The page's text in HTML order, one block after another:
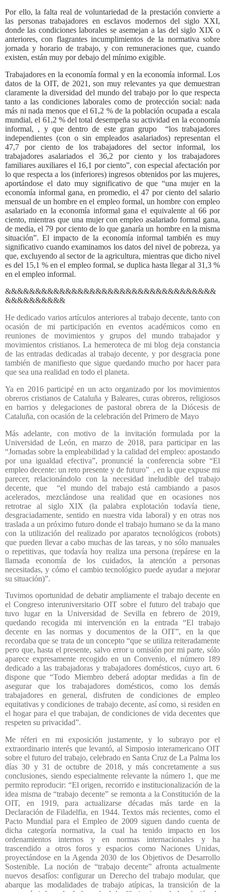
Por ello, la falta real de voluntariedad de la prestación convierte a
las personas trabajadores en esclavos modernos del siglo XXI,
donde las condiciones laborales se asemejan a las del siglo XIX o
anteriores, con flagrantes incumplimientos de la normativa sobre
jornada y horario de trabajo, y con remuneraciones que, cuando
existen, están muy por debajo del mínimo exigible.
Trabajadores en la economía formal y en la economía informal. Los
datos de la OIT, de 2021, son muy relevantes ya que demuestran
claramente la diversidad del mundo del trabajo por lo que respecta
tanto a las condiciones laborales como de protección social: nada
más ni nada menos que el 61,2 % de la población ocupada a escala
mundial, el 61,2 % del total desempeña su actividad en la economía
informal, , y que dentro de este gran grupo
“los trabajadores
independientes (con o sin empleados asalariados) representan el
47,7 por ciento de los trabajadores del sector informal, los
trabajadores asalariados el 36,2 por ciento y los trabajadores
familiares auxiliares el 16,1 por ciento”, con especial afectación por
lo que respecta a los (inferiores) ingresos obtenidos por las mujeres,
aportándose el dato muy significativo de que “una mujer en la
economía informal gana, en promedio, el 47 por ciento del salario
mensual de un hombre en el empleo formal, un hombre con empleo
asalariado en la economía informal gana el equivalente al 66 por
ciento, mientras que una mujer con empleo asalariado formal gana,
de media, el 79 por ciento de lo que ganaría un hombre en la misma
situación”. El impacto de la economía informal también es muy
significativo cuando examinamos los datos del nivel de pobreza, ya
que, excluyendo al sector de la agricultura, mientras que dicho nivel
es del 15,1 % en el empleo formal, se duplica hasta llegar al 31,3 %
en el empleo informal.
&&&&&&&&&&&&&&&&&&&&&&&&&&&&&&&&&&&
&&&&&&&&&&
He dedicado varios artículos anteriores al trabajo decente, tanto con
ocasión de mi participación en eventos académicos como en
reuniones de movimientos y grupos del mundo trabajador y
movimientos cristianos. La hemeroteca de mi blog deja constancia
de las entradas dedicadas al trabajo decente, y por desgracia pone
también de manifiesto que sigue quedando mucho por hacer para
que sea una realidad en todo el planeta.
Ya en 2016 participé en un acto organizado por los movimientos
obreros cristianos de Cataluña y Baleares, curas obreros, religiosos
en barrios y delegaciones de pastoral obrera de la Diócesis de
Cataluña, con ocasión de la celebración del Primero de Mayo
Más adelante, con motivo de la invitación formulada por la
Universidad de León, en marzo de 2018, para participar en las
“Jornadas sobre la empleabilidad y la calidad del empleo: apostando
por una igualdad efectiva”, pronuncié la conferencia sobre “El
empleo decente: un reto presente y de futuro” , en la que expuse mi
parecer, relacionándolo con la necesidad ineludible del trabajo
decente, que
“el mundo del trabajo está cambiando a pasos
acelerados, mezclándose una realidad que en ocasiones nos
retrotrae al siglo XIX (la palabra explotación todavía tiene,
desgraciadamente, sentido en nuestra vida laboral) y en otras nos
traslada a un próximo futuro donde el trabajo humano se da la mano
con la utilización del realizado por aparatos tecnológicos (robots)
que pueden llevar a cabo muchas de las tareas, y no sólo manuales
o repetitivas, que todavía hoy realiza una persona (repárese en la
llamada economía de los cuidados, la atención a personas
necesitadas, y cómo el cambio tecnológico puede ayudar a mejorar
su situación)”.
Tuvimos oportunidad de debatir ampliamente el trabajo decente en
el Congreso interuniversitario OIT sobre el futuro del trabajo que
tuvo lugar en la Universidad de Sevilla en febrero de 2019,
quedando recogida mi intervención en la entrada “El trabajo
decente en las normas y documentos de la OIT”, en la que
recordaba que se trata de un concepto “que se utiliza reiteradamente
pero que, hasta el presente, salvo error u omisión por mi parte, sólo
aparece expresamente recogido en un Convenio, el número 189
dedicado a las trabajadoras y trabajadores domésticos, cuyo art. 6
dispone que “Todo Miembro deberá adoptar medidas a fin de
asegurar que los trabajadores domésticos, como los demás
trabajadores en general, disfruten de condiciones de empleo
equitativas y condiciones de trabajo decente, así como, si residen en
el hogar para el que trabajan, de condiciones de vida decentes que
respeten su privacidad”.
Me réferi en mi exposición justamente, y lo subrayo por el
extraordinario interés que levantó, al Simposio interamericano OIT
sobre el futuro del trabajo, celebrado en Santa Cruz de La Palma los
días 30 y 31 de octubre de 2018, y más concretamente a sus
conclusiones, siendo especialmente relevante la número 1, que me
permito reproducir: “El origen, recorrido e institucionalización de la
idea misma de “trabajo decente” se remonta a la Constitución de la
OIT, en 1919, para actualizarse décadas más tarde en la
Declaración de Filadelfia, en 1944. Textos más recientes, como el
Pacto Mundial para el Empleo de 2009 siguen dando cuenta de
dicha categoría normativa, la cual ha tenido impacto en los
ordenamientos internos y en normas internacionales y ha
trascendido a otros foros y espacios como Naciones Unidas,
proyectándose en la Agenda 2030 de los Objetivos de Desarrollo
Sostenible. La noción de “trabajo decente” afronta actualmente
nuevos desafíos: configurar un Derecho del trabajo modular, que
abarque las modalidades de trabajo atípicas, la transición de la